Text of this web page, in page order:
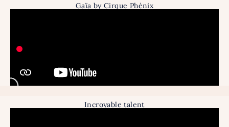
Gaïa by Cirque Phénix
Incroyable talent